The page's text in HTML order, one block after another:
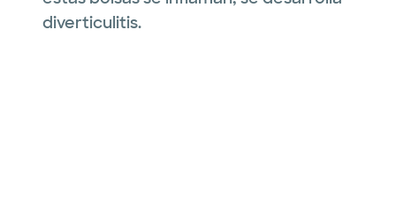
diverticulitis.